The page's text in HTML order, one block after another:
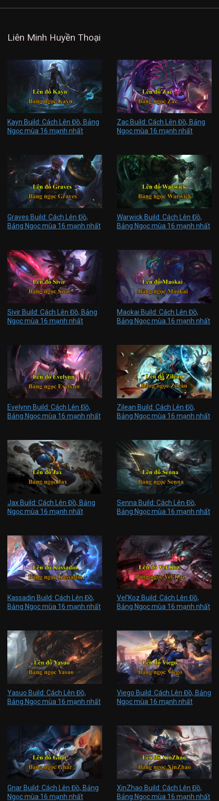
Liên Minh Huyền Thoại
Kayn Build: Cách Lên Đồ, Bảng
Ngọc mùa 16 mạnh nhất
Zac Build: Cách Lên Đồ, Bảng
Ngọc mùa 16 mạnh nhất
Graves Build: Cách Lên Đồ,
Bảng Ngọc mùa 16 mạnh nhất
Warwick Build: Cách Lên Đồ,
Bảng Ngọc mùa 16 mạnh nhất
Sivir Build: Cách Lên Đồ, Bảng
Ngọc mùa 16 mạnh nhất
Maokai Build: Cách Lên Đồ,
Bảng Ngọc mùa 16 mạnh nhất
Evelynn Build: Cách Lên Đồ,
Bảng Ngọc mùa 16 mạnh nhất
Zilean Build: Cách Lên Đồ,
Bảng Ngọc mùa 16 mạnh nhất
Jax Build: Cách Lên Đồ, Bảng
Ngọc mùa 16 mạnh nhất
Senna Build: Cách Lên Đồ,
Bảng Ngọc mùa 16 mạnh nhất
Kassadin Build: Cách Lên Đồ,
Bảng Ngọc mùa 16 mạnh nhất
Vel'Koz Build: Cách Lên Đồ,
Bảng Ngọc mùa 16 mạnh nhất
Yasuo Build: Cách Lên Đồ,
Bảng Ngọc mùa 16 mạnh nhất
Viego Build: Cách Lên Đồ, Bảng
Ngọc mùa 16 mạnh nhất
Gnar Build: Cách Lên Đồ, Bảng
Ngọc mùa 16 mạnh nhất
XinZhao Build: Cách Lên Đồ,
Bảng Ngọc mùa 16 mạnh nhất